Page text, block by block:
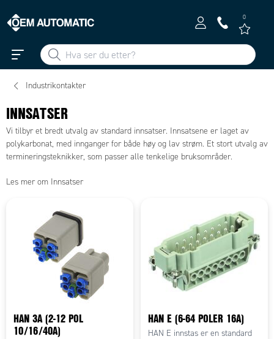
0
Industrikontakter
INNSATSER
Vi tilbyr et bredt utvalg av standard innsatser. Innsatsene er laget av
polykarbonat, med innganger for både høy og lav strøm. Et stort utvalg av
termineringsteknikker, som passer alle tenkelige bruksområder.
Les mer om Innsatser
HAN 3A (2-12 POL
10/16/40A)
HAN E (6-64 POLER 16A)
HAN E innstas er en standard